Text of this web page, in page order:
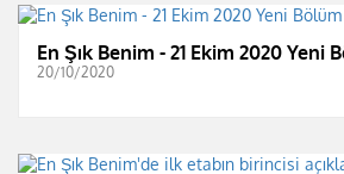
En Şık Benim - 21 Ekim 2020 Yeni
20/10/2020